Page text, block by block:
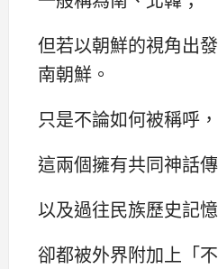
但若以朝鮮的視角出
南朝鮮。
只是不論如何被稱呼，
這兩個擁有共同神話
以及過往民族歷史記
卻都被外界附加上「